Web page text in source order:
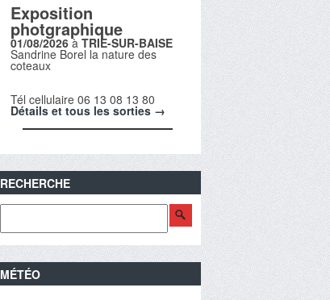
Exposition
photgraphique
01/08/2026à TRIE-SUR-BAISE
Sandrine Borel la nature des
coteaux
Tél cellulaire 06 13 08 13 80
Détails et tous les sorties →
RECHERCHE
MÉTÉO